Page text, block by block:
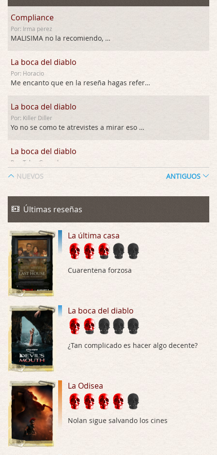
Compliance
Por: Irma perez
MALISIMA no la recomiendo, …
La boca del diablo
Por: Horacio
Me encanto que en la reseña hagas referen …
La boca del diablo
Por: Killer Diller
Yo no se como te atrevistes a mirar eso …
La boca del diablo
Por: Talan Gwynek
La Odisea
Por: Talan Gwynek
La Odisea
Por: Draghann
No sé si entrar en polémicas con respect …
Trance
Por: Luar
El señor de las moscas
Por: Luar
Dudaba en ver la serie, una serie de 4 cap …
Hungry
Por: Croc
Las 10 películas gore de Almas Oscuras
Por: JORDI CRUYFF
NUEVOS ANTIGUOS
Últimas reseñas
La última casa
Cuarentena forzosa
La boca del diablo
¿Tan complicado es hacer algo decente?
La Odisea
Nolan sigue salvando los cines